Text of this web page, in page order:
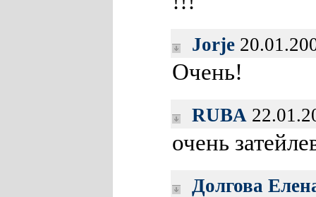
Jorje
Очень!
RUBA
очень
Долгова